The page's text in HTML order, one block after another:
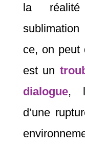
la réalité
ce, on peut
est un
dialogue,
d’une